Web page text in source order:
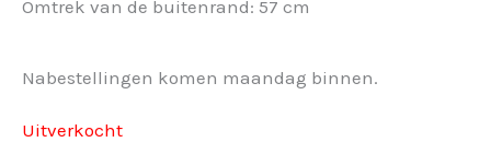
Omtrek van de buitenrand: 57 cm
Nabestellingen komen maandag binnen.
Uitverkocht